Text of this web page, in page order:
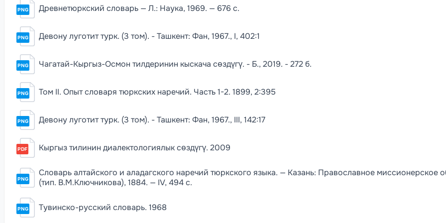
PNG Древнетюркский словарь — Л.: Наука, 1969. — 676 с.
PNG Девону луготит турк. (3 том). - Ташкент: Фан, 1967., I, 402:1
PNG Чагатай-Кыргыз-Осмон тилдеринин кыскача сөздүгү. - Б., 2019. - 272 б.
PNG Том II. Опыт словаря тюркских наречий. Часть 1-2. 1899, 2:395
PNG Девону луготит турк. (3 том). - Ташкент: Фан, 1967., III, 142:17
PDF Кыргыз тилинин диалектологиялык сөздүгү. 2009
PNG
Словарь алтайского и аладагского наречий тюркского языка. — Казань: Православное миссионерское
(тип. В.М.Ключникова), 1884. — IV, 494 c.
PNG Тувинско-русский словарь. 1968